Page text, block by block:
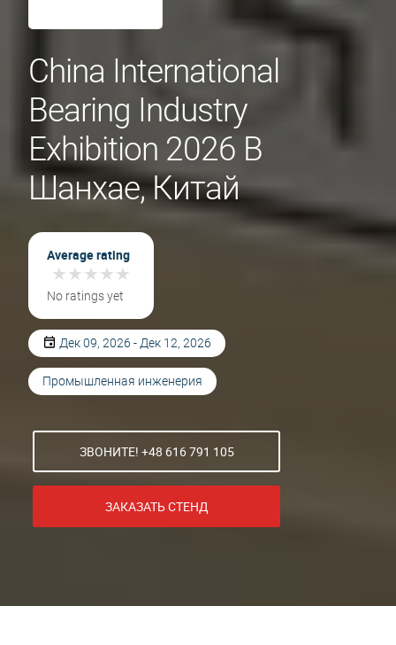
China International
Bearing Industry
Exhibition 2026 В
Шанхае, Китай
Average rating
★★★★★
★★★★★
No ratings yet
Дек 09, 2026 - Дек 12, 2026
Промышленная инженерия
ЗВОНИТЕ! +48 616 791 105
ЗАКАЗАТЬ СТЕНД